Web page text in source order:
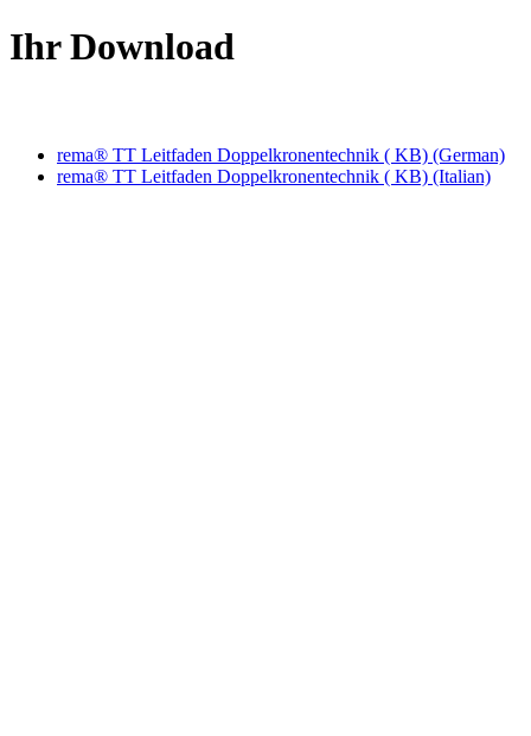
Ihr Download
rema® TT Leitfaden Doppelkronentechnik ( KB) (German)
rema® TT Leitfaden Doppelkronentechnik ( KB) (Italian)